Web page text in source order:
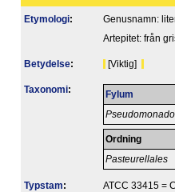
Etymologi:
Genusnamn:
Artepitet: från
Betydelse: [Viktig]
Taxonomi: Fylum
Ordning
Pasteurellales
Typstam: ATCC 33415 =